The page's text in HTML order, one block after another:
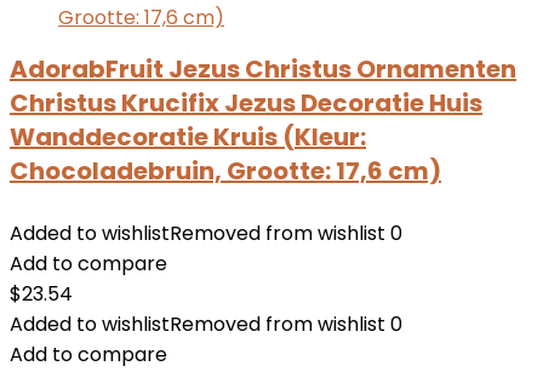
AdorabFruit Jezus Christus Ornamenten
Christus Krucifix Jezus Decoratie Huis
Wanddecoratie Kruis (Kleur:
Chocoladebruin, Grootte: 17,6 cm)
Added to wishlistRemoved from wishlist 0
Add to compare
$23.54
Added to wishlistRemoved from wishlist 0
Add to compare